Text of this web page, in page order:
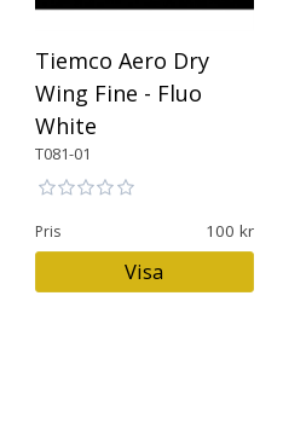
Tiemco Aero Dry
Wing Fine - Fluo
White
T081-01
Pris 100
Visa